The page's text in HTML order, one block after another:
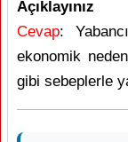
Açıklayınız
Cevap:
ekonomik
gibi sebeplerle